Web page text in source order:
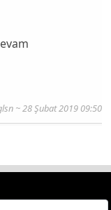
~ 28 Şubat 2019 09:50